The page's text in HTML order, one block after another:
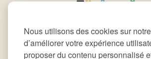
Nous utilisons des cookies sur
d’améliorer votre expérience
proposer du contenu personnalisé